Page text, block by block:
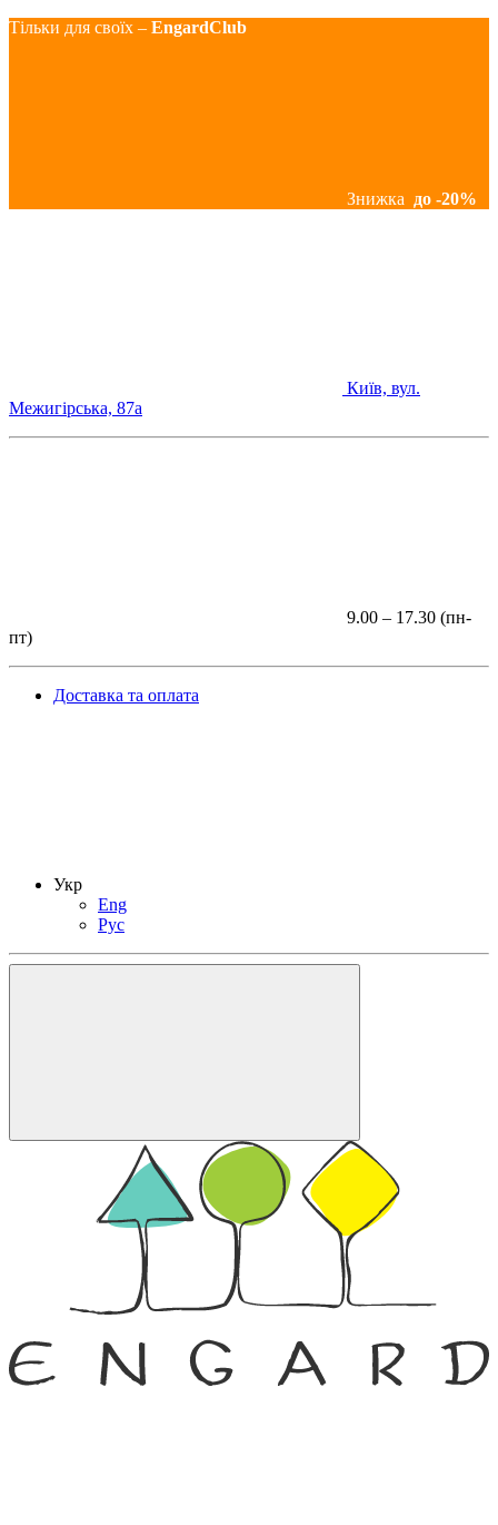
Тільки для своїх – EngardClub
Знижка до -20%
Київ, вул.
Межигірська, 87а
9.00 – 17.30 (пн-
пт)
Доставка та оплата
Укр
Eng
Рус